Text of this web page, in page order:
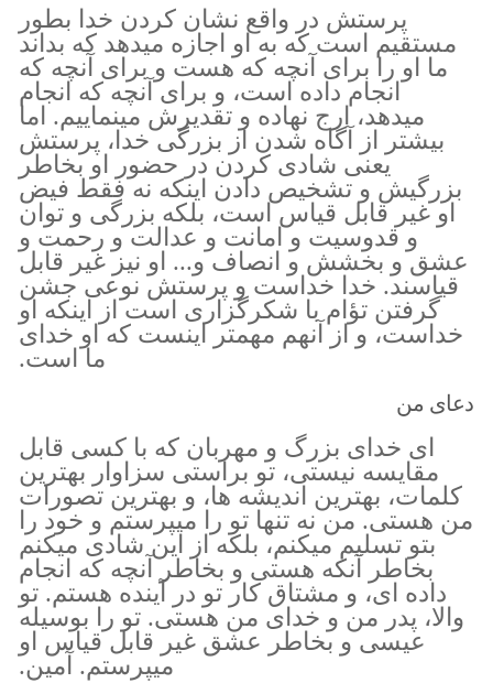
پرستش در واقع نشان کردن خدا بطور
مستقیم است که به او اجازه میدهد که بداند
ما او را برای آنچه که هست و برای آنچه که
انجام داده است، و برای آنچه که انجام
میدهد، ارج نهاده و تقدیرش مینماییم. اما
بیشتر از آگاه شدن از بزرگى خدا، پرستش
يعنى شادى كردن در حضور او بخاطر
بزرگيش و تشخيص دادن اينكه نه فقط فيض
او غير قابل قياس است، بلكه بزرگى و توان
و قدوسيت و امانت و عدالت و رحمت و
عشق و بخشش و انصاف و... او نيز غير قابل
قياسند. خدا خداست و پرستش نوعى جشن
گرفتن تؤام با شكرگزارى است از اينكه او
خداست، و از آنهم مهمتر اينست كه او خداى
ما است.
دعای من
اى خداى بزرگ و مهربان كه با كسى قابل
مقايسه نيستى، تو براستى سزاوار بهترين
كلمات، بهترين انديشه ها، و بهترين تصورات
من هستى. من نه تنها تو را ميپرستم و خود را
بتو تسليم ميكنم، بلكه از اين شادى ميكنم
بخاطر آنكه هستى و بخاطر آنچه كه انجام
داده اى، و مشتاق كار تو در آينده هستم. تو
والا، پدر من و خداى من هستى. تو را بوسيله
عيسى و بخاطر عشق غير قابل قياس او
ميپرستم. آمين.